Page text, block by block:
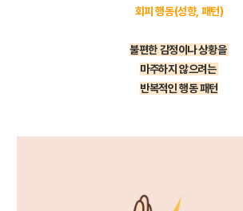
회피 행동(성향, 패턴)
불편한 감정이나 상황을
마주하지 않으려는
반복적인 행동 패턴